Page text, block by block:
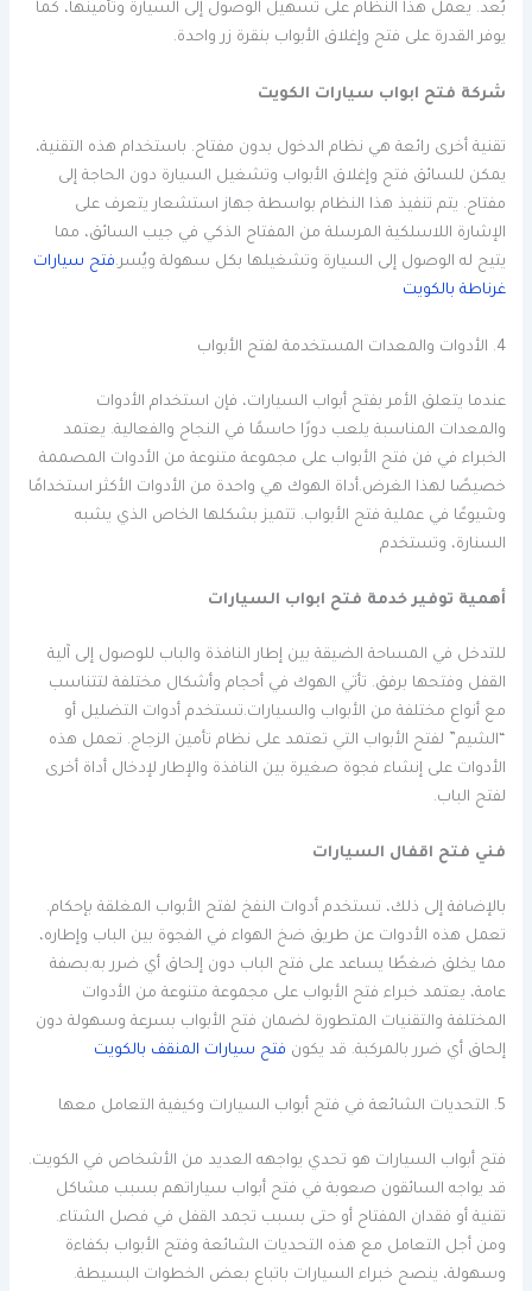
بُعد. يعمل هذا النظام على تسهيل الوصول إلى السيارة وتأمينها، كما
يوفر القدرة على فتح وإغلاق الأبواب بنقرة زر واحدة.
شركة فتح ابواب سيارات الكويت
تقنية أخرى رائعة هي نظام الدخول بدون مفتاح. باستخدام هذه التقنية،
يمكن للسائق فتح وإغلاق الأبواب وتشغيل السيارة دون الحاجة إلى
مفتاح. يتم تنفيذ هذا النظام بواسطة جهاز استشعار يتعرف على
الإشارة اللاسلكية المرسلة من المفتاح الذكي في جيب السائق، مما
يتيح له الوصول إلى السيارة وتشغيلها بكل سهولة ويُسر.فتح سيارات
غرناطة بالكويت
4. الأدوات والمعدات المستخدمة لفتح الأبواب
عندما يتعلق الأمر بفتح أبواب السيارات، فإن استخدام الأدوات
والمعدات المناسبة يلعب دورًا حاسمًا في النجاح والفعالية. يعتمد
الخبراء في فن فتح الأبواب على مجموعة متنوعة من الأدوات المصممة
خصيصًا لهذا الغرض.أداة الهوك هي واحدة من الأدوات الأكثر استخدامًا
وشيوعًا في عملية فتح الأبواب. تتميز بشكلها الخاص الذي يشبه
السنارة، وتستخدم
أهمية توفير خدمة فتح ابواب السيارات
للتدخل في المساحة الضيقة بين إطار النافذة والباب للوصول إلى آلية
القفل وفتحها برفق. تأتي الهوك في أحجام وأشكال مختلفة لتتناسب
مع أنواع مختلفة من الأبواب والسيارات.تستخدم أدوات التضليل أو
“الشيم” لفتح الأبواب التي تعتمد على نظام تأمين الزجاج. تعمل هذه
الأدوات على إنشاء فجوة صغيرة بين النافذة والإطار لإدخال أداة أخرى
لفتح الباب.
فني فتح اقفال السيارات
بالإضافة إلى ذلك، تستخدم أدوات النفخ لفتح الأبواب المغلقة بإحكام.
تعمل هذه الأدوات عن طريق ضخ الهواء في الفجوة بين الباب وإطاره،
مما يخلق ضغطًا يساعد على فتح الباب دون إلحاق أي ضرر به.بصفة
عامة، يعتمد خبراء فتح الأبواب على مجموعة متنوعة من الأدوات
المختلفة والتقنيات المتطورة لضمان فتح الأبواب بسرعة وسهولة دون
إلحاق أي ضرر بالمركبة. قد يكون فتح سيارات المنقف بالكويت
5. التحديات الشائعة في فتح أبواب السيارات وكيفية التعامل معها
فتح أبواب السيارات هو تحدي يواجهه العديد من الأشخاص في الكويت.
قد يواجه السائقون صعوبة في فتح أبواب سياراتهم بسبب مشاكل
تقنية أو فقدان المفتاح أو حتى بسبب تجمد القفل في فصل الشتاء.
ومن أجل التعامل مع هذه التحديات الشائعة وفتح الأبواب بكفاءة
وسهولة، ينصح خبراء السيارات باتباع بعض الخطوات البسيطة.